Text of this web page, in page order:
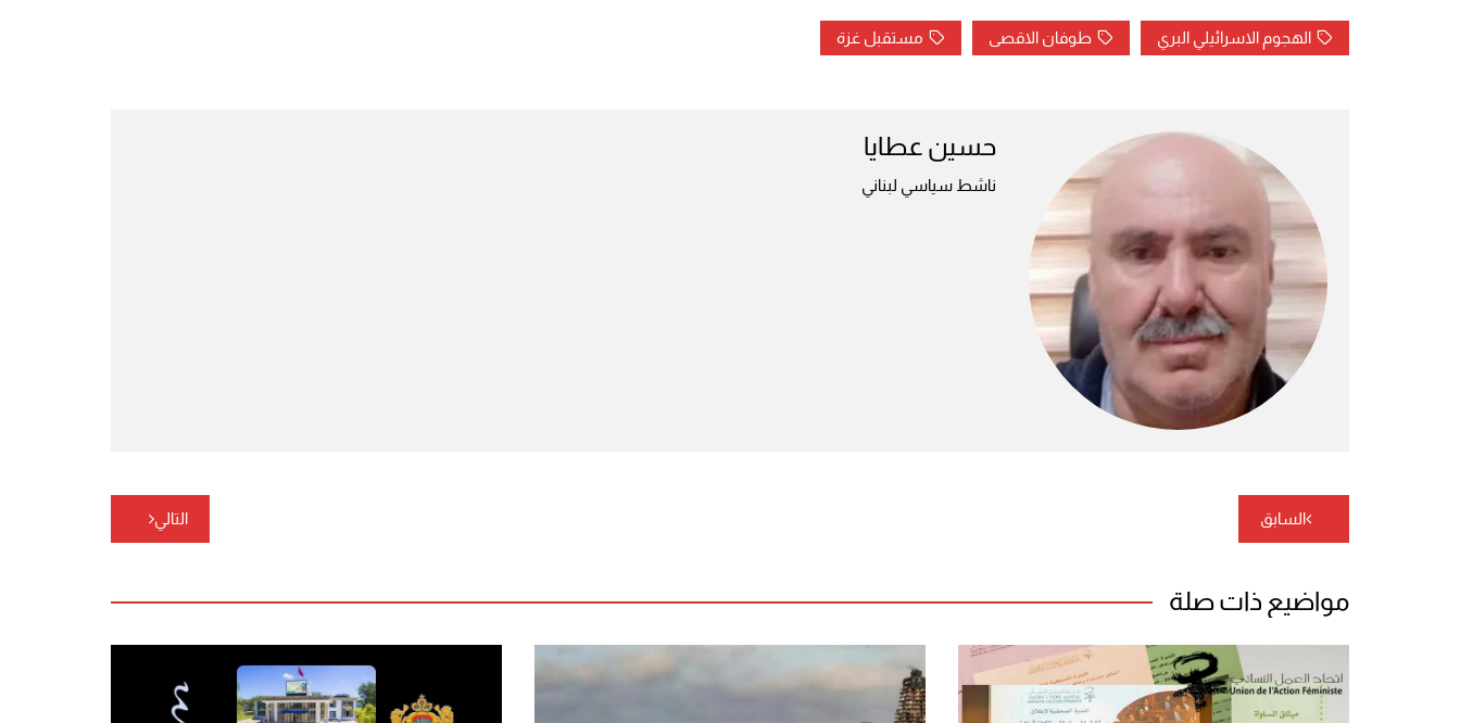
الهجوم الاسرائيلي البري طوفان الاقصى مستقبل غزة
حسين عطايا
ناشط سياسي لبناني
تصفّح
المقالات
السابق التالي
مواضيع ذات صلة